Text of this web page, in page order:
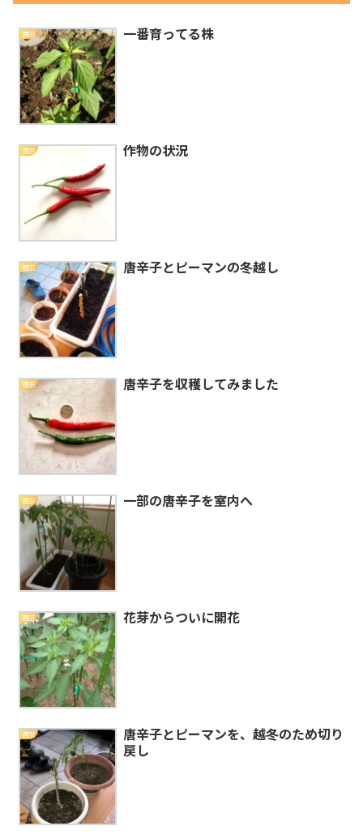
園芸 一番育ってる株
園芸 作物の状況
園芸 唐辛子とピーマンの冬越し
園芸 唐辛子を収穫してみました
園芸 一部の唐辛子を室内へ
園芸 花芽からついに開花
園芸
唐辛子とピーマンを、越冬のため切り
戻し